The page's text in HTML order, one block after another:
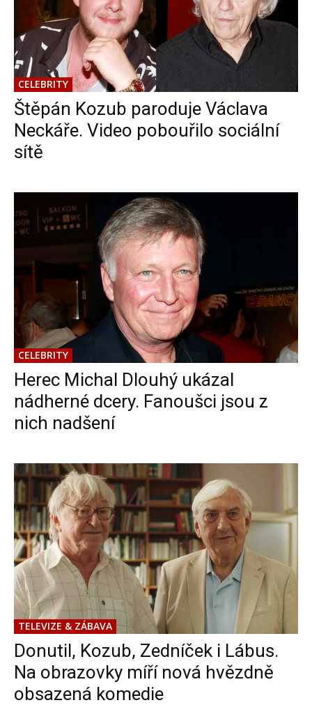
CELEBRITY
Štěpán Kozub paroduje Václava
Neckáře. Video pobouřilo sociální
sítě
CELEBRITY
Herec Michal Dlouhý ukázal
nádherné dcery. Fanoušci jsou z
nich nadšení
TELEVIZE & ZÁBAVA
Donutil, Kozub, Zedníček i Lábus.
Na obrazovky míří nová hvězdně
obsazená komedie